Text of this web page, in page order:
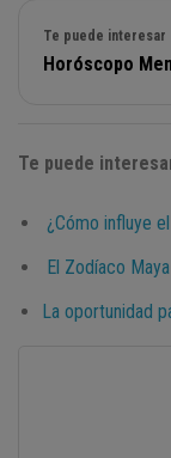
Te puede interesar
Horóscopo
Te puede
¿Cómo influye
El Zodíaco
La oportunidad